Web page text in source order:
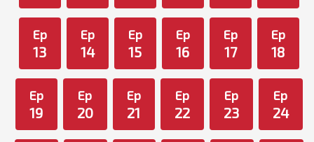
Ep
13
Ep
14
Ep
15
Ep
16
Ep
17
Ep
18
Ep
19
Ep
20
Ep
21
Ep
22
Ep
23
Ep
24